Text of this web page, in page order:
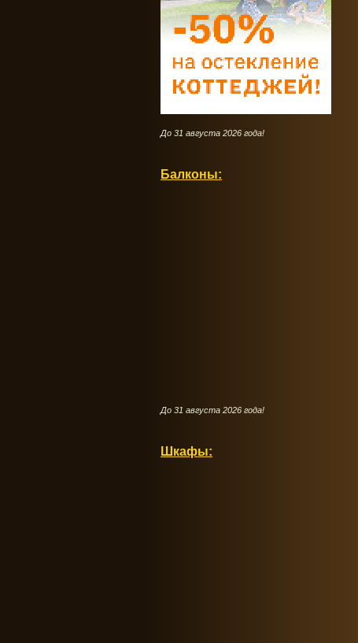
До 31 августа 2026 года!
Балконы:
До 31 августа 2026 года!
Шкафы: